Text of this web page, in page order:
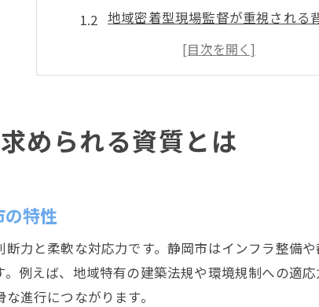
地域密着型現場監督が重視される
現場監督になるための心構えと姿勢
静岡市で現場監督が意識すべき課
静岡市現場監督の資質を伸ばす方法
キャリア形成を叶える現場監督の強み
現場監督に求められる資格と経験
成長できる現場監督のスキル構築
現場監督がキャリア形成で意識すべ
められる資質とは
特性
力と柔軟な対応力です。静岡市はインフラ整備
例えば、地域特有の建築法規や環境規制への適
進行につながります。